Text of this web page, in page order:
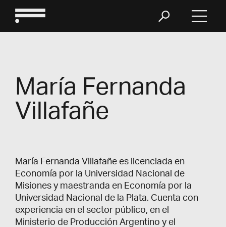
María Fernanda
Villafañe
María Fernanda Villafañe es licenciada en
Economía por la Universidad Nacional de
Misiones y maestranda en Economía por la
Universidad Nacional de la Plata. Cuenta con
experiencia en el sector público, en el
Ministerio de Producción Argentino y el